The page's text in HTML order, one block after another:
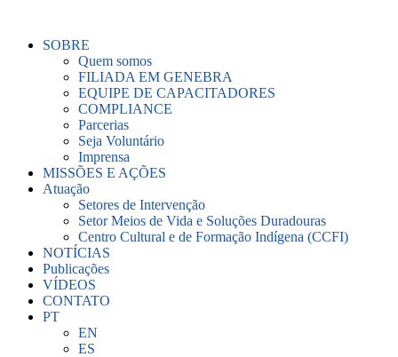
SOBRE
Quem somos
FILIADA EM GENEBRA
EQUIPE DE CAPACITADORES
COMPLIANCE
Parcerias
Seja Voluntário
Imprensa
MISSÕES E AÇÕES
Atuação
Setores de Intervenção
Setor Meios de Vida e Soluções Duradouras
Centro Cultural e de Formação Indígena (CCFI)
NOTÍCIAS
Publicações
VÍDEOS
CONTATO
PT
EN
ES